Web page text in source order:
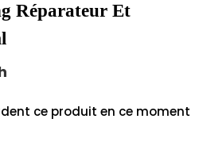
Réparateur Et
ce produit en ce moment